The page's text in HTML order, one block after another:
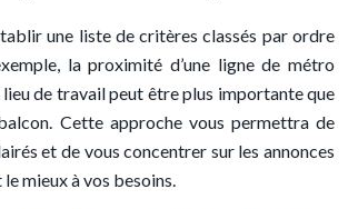
une liste de critères classés par ordre
la proximité d’une ligne de métro
de travail peut être plus importante que
Cette approche vous permettra de
et de vous concentrer sur les annonces
mieux à vos besoins.